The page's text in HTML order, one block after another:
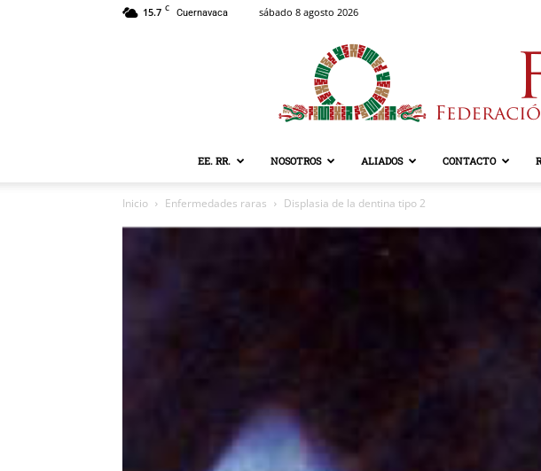
15.7 C Cuernavaca sábado 8 agosto 2026
EE. RR. NOSOTROS ALIADOS CONTACTO
Inicio Enfermedades raras Displasia de la dentina tipo 2